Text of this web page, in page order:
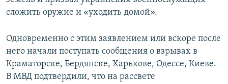
сложить оружие и «уходить домой».
Одновременно с этим заявлением или вскоре после
него начали поступать сообщения о взрывах в
Краматорске, Бердянске, Харькове, Одессе, Киеве.
В МВД подтвердили, что на рассвете